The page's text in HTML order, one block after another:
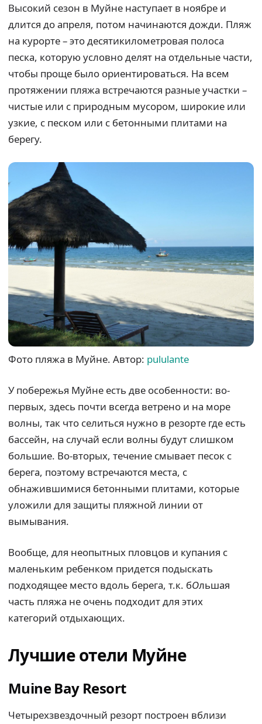
Высокий сезон в Муйне наступает в ноябре и
длится до апреля, потом начинаются дожди. Пляж
на курорте – это десятикилометровая полоса
песка, которую условно делят на отдельные части,
чтобы проще было ориентироваться. На всем
протяжении пляжа встречаются разные участки –
чистые или с природным мусором, широкие или
узкие, с песком или с бетонными плитами на
берегу.
Фото пляжа в Муйне. Автор: pululante
У побережья Муйне есть две особенности: во-
первых, здесь почти всегда ветрено и на море
волны, так что селиться нужно в резорте где есть
бассейн, на случай если волны будут слишком
большие. Во-вторых, течение смывает песок с
берега, поэтому встречаются места, с
обнажившимися бетонными плитами, которые
уложили для защиты пляжной линии от
вымывания.
Вообще, для неопытных пловцов и купания с
маленьким ребенком придется подыскать
подходящее место вдоль берега, т.к. бОльшая
часть пляжа не очень подходит для этих
категорий отдыхающих.
Лучшие отели Муйне
Muine Bay Resort
Четырехзвездочный резорт построен вблизи